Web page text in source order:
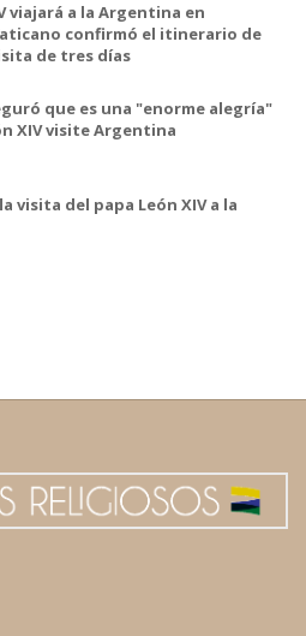
viajará a la Argentina en
confirmó el itinerario de
de tres días
que es una "enorme alegría"
XIV visite Argentina
visita del papa León XIV a la